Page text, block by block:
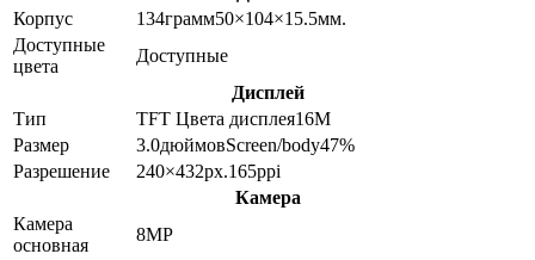
Корпус
134грамм50×104×15.5мм.
Доступные
цвета
Доступные
Дисплей
Тип
TFT Цвета дисплея16M
Размер
3.0дюймовScreen/body47%
Разрешение
240×432px.165ppi
Камера
Камера
основная
8MP